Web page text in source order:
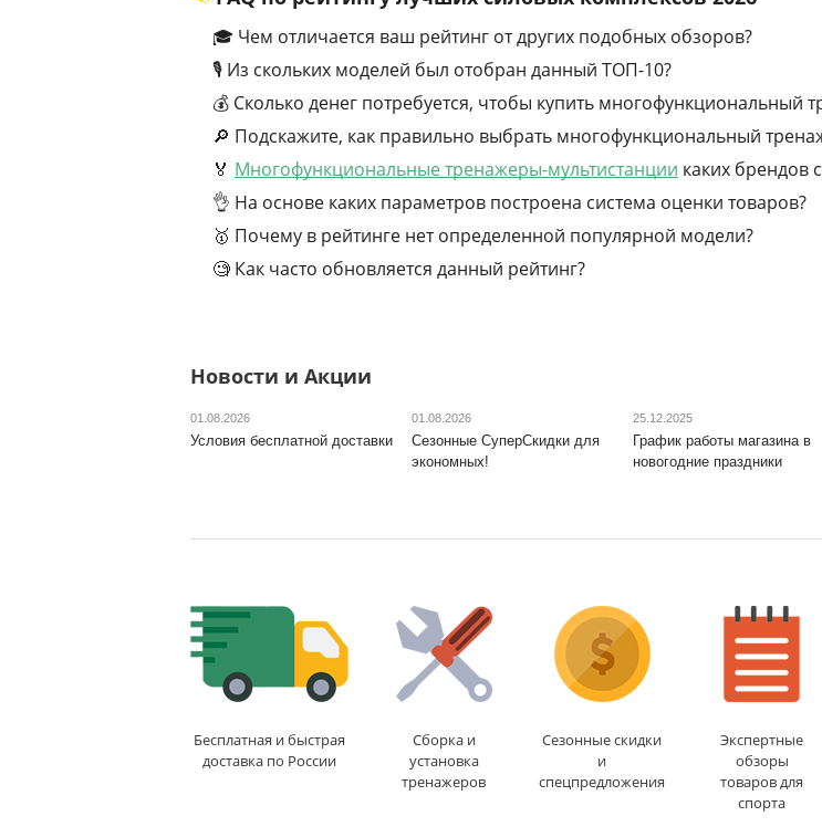
🎓 Чем отличается ваш рейтинг от других подобных обзоров?
🎙 Из скольких моделей был отобран данный ТОП-10?
💰 Сколько денег потребуется, чтобы купить многофункциональный
🔎 Подскажите, как правильно выбрать многофункциональный
🏅 Многофункциональные тренажеры-мультистанции каких брендов
👌 На основе каких параметров построена система оценки товаров?
🥇 Почему в рейтинге нет определенной популярной модели?
🧐 Как часто обновляется данный рейтинг?
Новости и Акции
01.08.2026
Условия бесплатной доставки
01.08.2026
Сезонные СуперСкидки для
экономных!
25.12.2025
График работы магазина в
новогодние праздники
Бесплатная и быстрая
доставка по России
Сборка и
установка
тренажеров
Сезонные скидки
и
спецпредложения
Экспертные
обзоры
товаров для
спорта